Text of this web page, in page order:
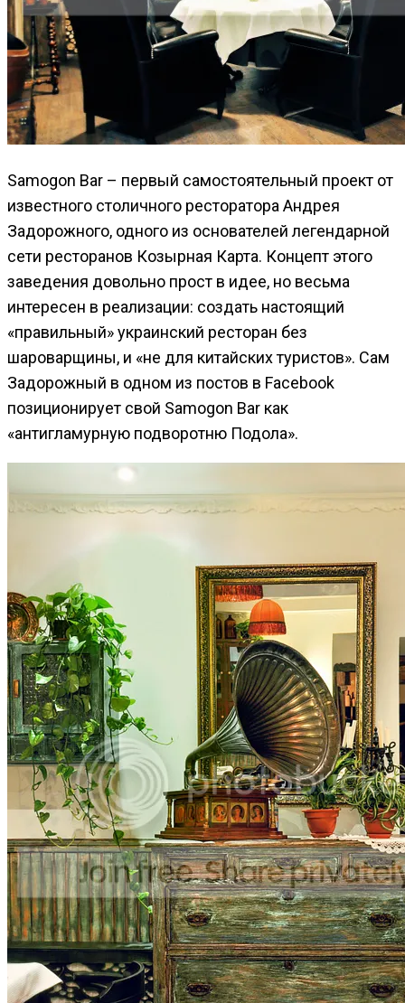
Samogon Bar – первый самостоятельный проект от
известного столичного ресторатора Андрея
Задорожного, одного из основателей легендарной
сети ресторанов Козырная Карта. Концепт этого
заведения довольно прост в идее, но весьма
интересен в реализации: создать настоящий
«правильный» украинский ресторан без
шароварщины, и «не для китайских туристов». Сам
Задорожный в одном из постов в Facebook
позиционирует свой Samogon Bar как
«антигламурную подворотню Подола».